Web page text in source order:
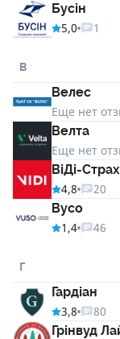
Бусін
5,0
1
В
Велес
Еще нет
Велта
Еще нет
ВіДі-
4,8
20
Вусо
1,4
46
Г
Гардіан
3,8
80
Грінвуд